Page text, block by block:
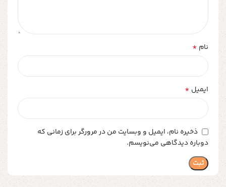
نام *
ایمیل *
ذخیره نام، ایمیل و وبسایت من در مرورگر برای زمانی که
دوباره دیدگاهی می‌نویسم.